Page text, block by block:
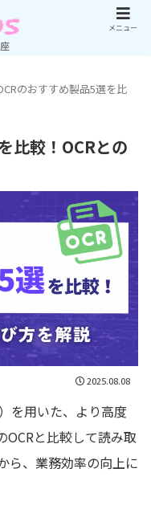
のおすすめ製品5選を比
比較！OCRとの
2025.08.08
を用いた、より高度
OCRと比較して読み取
ら、業務効率の向上に
メニュー